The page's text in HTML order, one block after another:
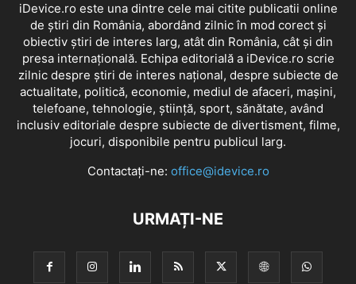
iDevice.ro este una dintre cele mai citite publicatii online
de știri din România, abordând zilnic în mod corect și
obiectiv știri de interes larg, atât din România, cât și din
presa internațională. Echipa editorială a iDevice.ro scrie
zilnic despre știri de interes național, despre subiecte de
actualitate, politică, economie, mediul de afaceri, mașini,
telefoane, tehnologie, știință, sport, sănătate, având
inclusiv editoriale despre subiecte de divertisment, filme,
jocuri, disponibile pentru publicul larg.
Contactați-ne: office@idevice.ro
URMAȚI-NE